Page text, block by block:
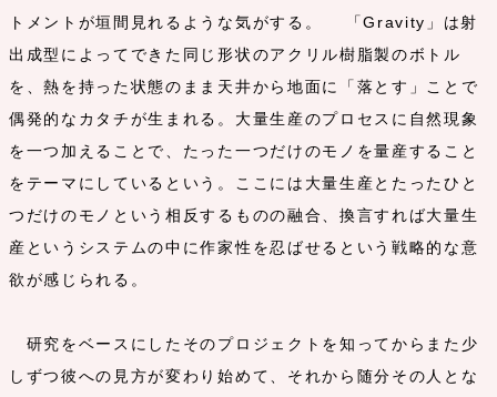
トメントが垣間見れるような気がする。 「Gravity」は射
出成型によってできた同じ形状のアクリル樹脂製のボトル
を、熱を持った状態のまま天井から地面に「落とす」ことで
偶発的なカタチが生まれる。大量生産のプロセスに自然現象
を一つ加えることで、たった一つだけのモノを量産すること
をテーマにしているという。ここには大量生産とたったひと
つだけのモノという相反するものの融合、換言すれば大量生
産というシステムの中に作家性を忍ばせるという戦略的な意
欲が感じられる。
研究をベースにしたそのプロジェクトを知ってからまた少
しずつ彼への見方が変わり始めて、それから随分その人とな